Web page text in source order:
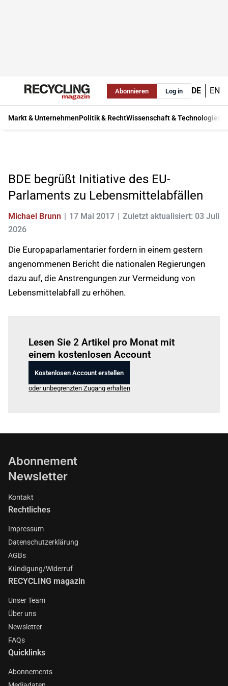
Abonnieren Log in DE EN
Markt & UnternehmenPolitik & RechtWissenschaft & Technologie
BDE begrüßt Initiative des EU-
Parlaments zu Lebensmittelabfällen
Michael Brunn 17 Mai 2017
Zuletzt aktualisiert: 03 Juli
2026
Die Europaparlamentarier fordern in einem gestern
angenommenen Bericht die nationalen Regierungen
dazu auf, die Anstrengungen zur Vermeidung von
Lebensmittelabfall zu erhöhen.
Lesen Sie 2 Artikel pro Monat mit
einem kostenlosen Account
Kostenlosen Account erstellen
oder unbegrenzten Zugang erhalten
Abonnement
Newsletter
Kontakt
Rechtliches
Impressum
Datenschutzerklärung
AGBs
Kündigung/Widerruf
RECYCLING magazin
Unser Team
Über uns
Newsletter
FAQs
Quicklinks
Abonnements